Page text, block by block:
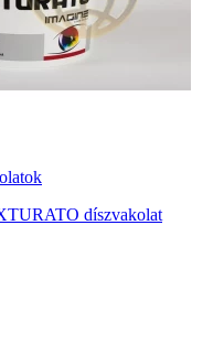
díszvakolat